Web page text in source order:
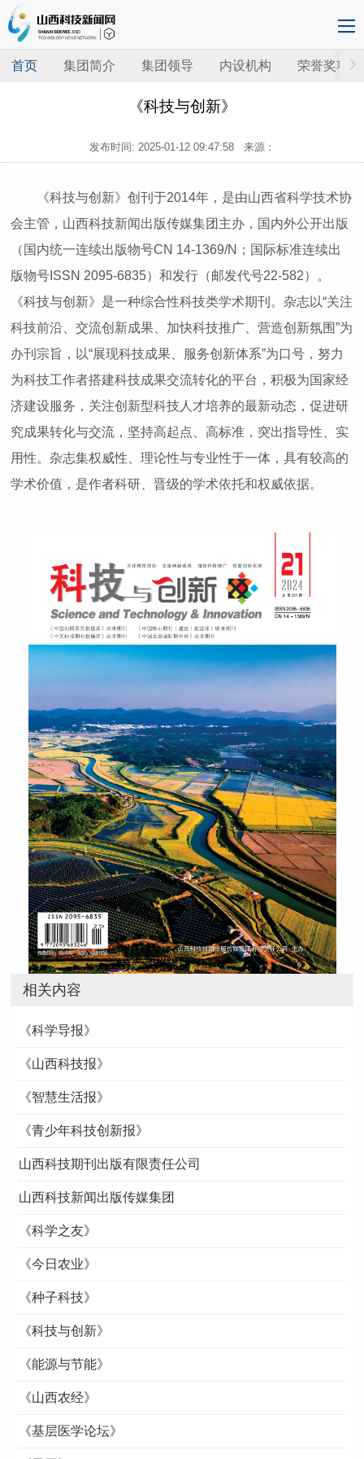
首页 集团简介 集团领导 内设机构 荣誉奖项
《科技与创新》
发布时间: 2025-01-12 09:47:58来源：
《科技与创新》创刊于2014年，是由山西省科学技术协
会主管，山西科技新闻出版传媒集团主办，国内外公开出版
（国内统一连续出版物号CN 14-1369/N；国际标准连续出
版物号ISSN 2095-6835）和发行（邮发代号22-582）。
《科技与创新》是一种综合性科技类学术期刊。杂志以“关注
科技前沿、交流创新成果、加快科技推广、营造创新氛围”为
办刊宗旨，以“展现科技成果、服务创新体系”为口号，努力
为科技工作者搭建科技成果交流转化的平台，积极为国家经
济建设服务，关注创新型科技人才培养的最新动态，促进研
究成果转化与交流，坚持高起点、高标准，突出指导性、实
用性。杂志集权威性、理论性与专业性于一体，具有较高的
学术价值，是作者科研、晋级的学术依托和权威依据。
相关内容
《科学导报》
《山西科技报》
《智慧生活报》
《青少年科技创新报》
山西科技期刊出版有限责任公司
山西科技新闻出版传媒集团
《科学之友》
《今日农业》
《种子科技》
《科技与创新》
《能源与节能》
《山西农经》
《基层医学论坛》